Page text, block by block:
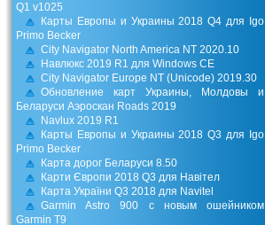
Q1 v1025
Карты Европы и Украины 2018 Q4 для Igo
Primo Becker
City Navigator North America NT 2020.10
Навлюкс 2019 R1 для Windows CE
City Navigator Europe NT (Unicode) 2019.30
Обновление карт Украины, Молдовы и
Беларуси Аэроскан Roads 2019
Navlux 2019 R1
Карты Европы и Украины 2018 Q3 для Igo
Primo Becker
Карта дорог Беларуси 8.50
Карти Європи 2018 Q3 для Навітел
Карта України Q3 2018 для Navitel
Garmin Astro 900 с новым ошейником
Garmin T9